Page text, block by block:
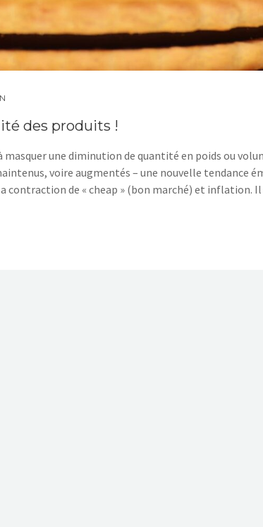
des produits !
une diminution de quantité en poids ou
voire augmentés – une nouvelle tendance
contraction de « cheap » (bon marché) et inflation. Il